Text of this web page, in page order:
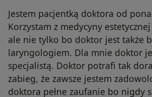
Jestem pacjentką doktora od
Korzystam z medycyny
ale nie tylko bo doktor jest także
laryngologiem. Dla mnie doktor
specjalistą. Doktor potrafi tak
zabieg, że zawsze jestem
doktora pełne zaufanie bo nigdy